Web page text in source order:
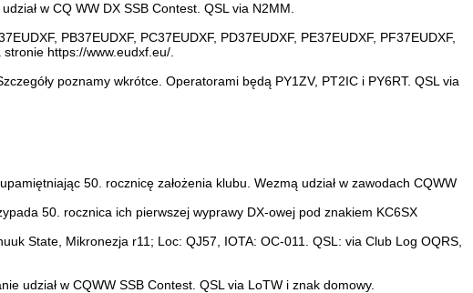
w CQ WW DX SSB Contest. QSL via N2MM.
PB37EUDXF, PC37EUDXF, PD37EUDXF, PE37EUDXF, PF37EUDXF,
https://www.eudxf.eu/.
poznamy wkrótce. Operatorami będą PY1ZV, PT2IC i PY6RT. QSL via
50. rocznicę założenia klubu. Wezmą udział w zawodach CQWW
50. rocznica ich pierwszej wyprawy DX-owej pod znakiem KC6SX
State, Mikronezja r11; Loc: QJ57, IOTA: OC-011. QSL: via Club Log OQRS,
udział w CQWW SSB Contest. QSL via LoTW i znak domowy.